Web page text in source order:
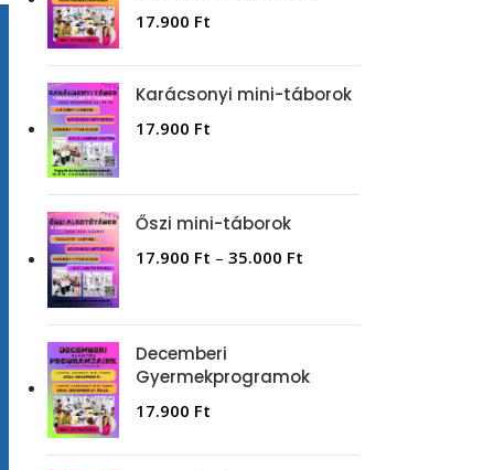
17.900 Ft
Karácsonyi mini-táborok
17.900 Ft
Őszi mini-táborok
17.900 Ft – 35.000 Ft
Decemberi
Gyermekprogramok
17.900 Ft